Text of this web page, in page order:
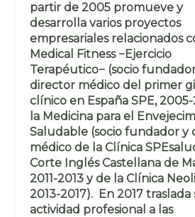
partir de 2005 promueve y
desarrolla varios proyectos
empresariales relacionados
Medical Fitness −Ejercicio
Terapéutico− (socio
director médico del primer
clínico en España SPE, 2005-
la Medicina para el
Saludable (socio fundador y
médico de la Clínica
Corte Inglés Castellana de
2011-2013 y de la Clínica
2013-2017). En 2017 traslada
actividad profesional a las